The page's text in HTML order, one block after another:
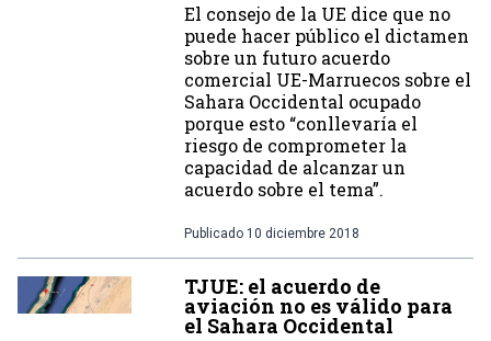
El consejo de la UE dice que no
puede hacer público el dictamen
sobre un futuro acuerdo
comercial UE-Marruecos sobre el
Sahara Occidental ocupado
porque esto “conllevaría el
riesgo de comprometer la
capacidad de alcanzar un
acuerdo sobre el tema”.
Publicado 10 diciembre 2018
TJUE: el acuerdo de
aviación no es válido para
el Sahara Occidental